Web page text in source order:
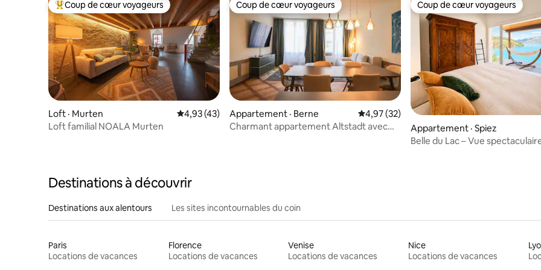
Coup de cœur voyageurs parmi les plus aimés
Coup de cœur voyageurs
Loft · Murten Note moyenne de 4,93 sur 5, 43 commentaires
4,93 (43)
Loft familial NOALA Murten
Coup de cœur voyageurs
Coup de cœur voyageurs
Appartement · Berne Note moyenne de 4,97 sur 5, 32
4,97 (32)
Charmant appartement Altstadt avec
Coup de cœur voyageurs
Coup de cœur voyageurs
Appartement · Spiez
Belle du Lac – Vue
Destinations à découvrir
Destinations aux alentours Les sites incontournables du coin
Paris
Locations de vacances
Florence
Locations de vacances
Venise
Locations de vacances
Nice
Locations de vacances